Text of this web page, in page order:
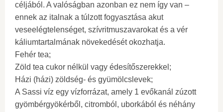
céljából. A valóságban azonban ez nem így van –
ennek az italnak a túlzott fogyasztása akut
veseelégtelenséget, szívritmuszavarokat és a vér
káliumtartalmának növekedését okozhatja.
Fehér tea;
Zöld tea cukor nélkül vagy édesítőszerekkel;
Házi (házi) zöldség- és gyümölcslevek;
A Sassi víz egy vízforrázat, amely 1 evőkanál zúzott
gyömbérgyökérből, citromból, uborkából és néhány